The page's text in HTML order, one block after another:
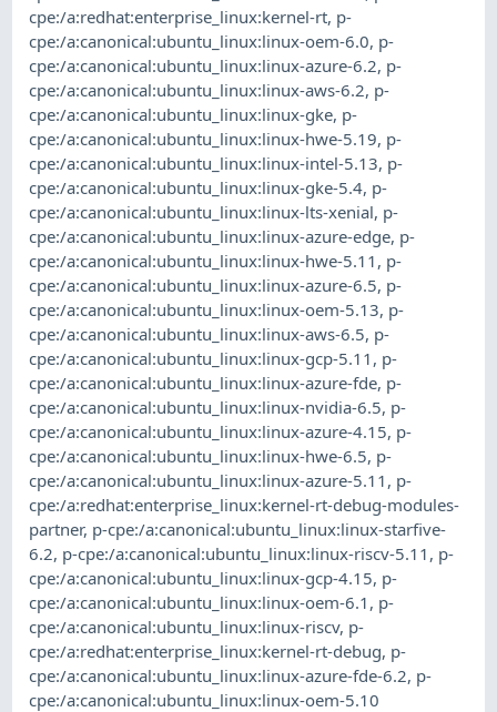
cpe:/a:redhat:enterprise_linux:kernel-rt, p-
cpe:/a:canonical:ubuntu_linux:linux-oem-6.0, p-
cpe:/a:canonical:ubuntu_linux:linux-azure-6.2, p-
cpe:/a:canonical:ubuntu_linux:linux-aws-6.2, p-
cpe:/a:canonical:ubuntu_linux:linux-gke, p-
cpe:/a:canonical:ubuntu_linux:linux-hwe-5.19, p-
cpe:/a:canonical:ubuntu_linux:linux-intel-5.13, p-
cpe:/a:canonical:ubuntu_linux:linux-gke-5.4, p-
cpe:/a:canonical:ubuntu_linux:linux-lts-xenial, p-
cpe:/a:canonical:ubuntu_linux:linux-azure-edge, p-
cpe:/a:canonical:ubuntu_linux:linux-hwe-5.11 , p-
cpe:/a:canonical:ubuntu_linux:linux-azure-6.5, p-
cpe:/a:canonical:ubuntu_linux:linux-oem-5.13, p-
cpe:/a:canonical:ubuntu_linux:linux-aws-6.5, p-
cpe:/a:canonical:ubuntu_linux:linux-gcp-5.11 , p-
cpe:/a:canonical:ubuntu_linux:linux-azure-fde, p-
cpe:/a:canonical:ubuntu_linux:linux-nvidia-6.5, p-
cpe:/a:canonical:ubuntu_linux:linux-azure-4.15, p-
cpe:/a:canonical:ubuntu_linux:linux-hwe-6.5, p-
cpe:/a:canonical:ubuntu_linux:linux-azure-5.11 , p-
cpe:/a:redhat:enterprise_linux:kernel-rt-debug-modules-
partner, p-cpe:/a:canonical:ubuntu_linux:linux-starfive-
6.2, p-cpe:/a:canonical:ubuntu_linux:linux-riscv-5.11 , p-
cpe:/a:canonical:ubuntu_linux:linux-gcp-4.15, p-
cpe:/a:canonical:ubuntu_linux:linux-oem-6.1 , p-
cpe:/a:canonical:ubuntu_linux:linux-riscv, p-
cpe:/a:redhat:enterprise_linux:kernel-rt-debug, p-
cpe:/a:canonical:ubuntu_linux:linux-azure-fde-6.2, p-
cpe:/a:canonical:ubuntu_linux:linux-oem-5.10